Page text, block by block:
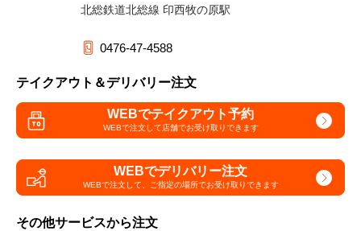
北総鉄道北総線 印西牧の原駅
0476-47-4588
テイクアウト＆デリバリー注文
WEBでテイクアウト予約
WEBで注文して店舗でお受け取りできます
WEBでデリバリー注文
WEBで注文して、 ご指定の場所でお受け取りできます
その他サービスから注文